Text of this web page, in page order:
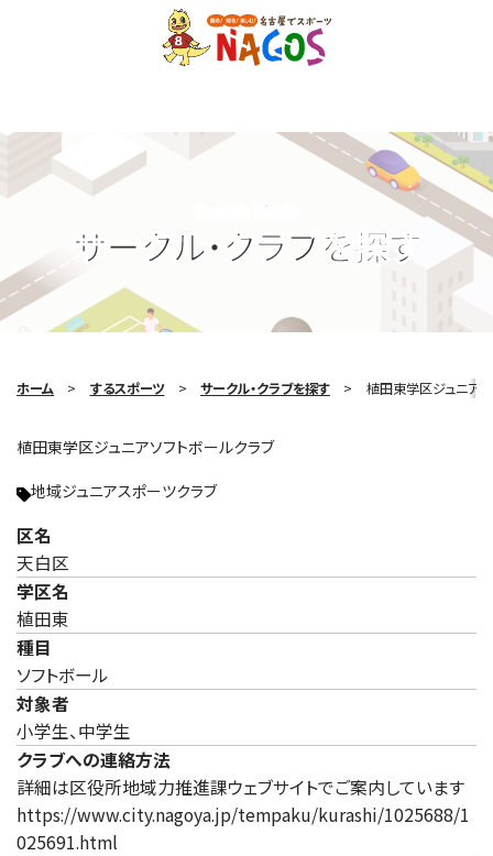
サークル・クラブを探す
Search Circle
ホーム するスポーツ サークル・クラブを探す 植田東学区ジュニアソ
植田東学区ジュニアソフトボールクラブ
地域ジュニアスポーツクラブ
区名
天白区
学区名
植田東
種目
ソフトボール
対象者
小学生、中学生
クラブへの連絡方法
詳細は区役所地域力推進課ウェブサイトでご案内しています
https://www.city.nagoya.jp/tempaku/kurashi/1025688/1
025691.html